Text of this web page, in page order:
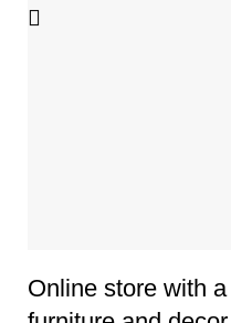
Online store with